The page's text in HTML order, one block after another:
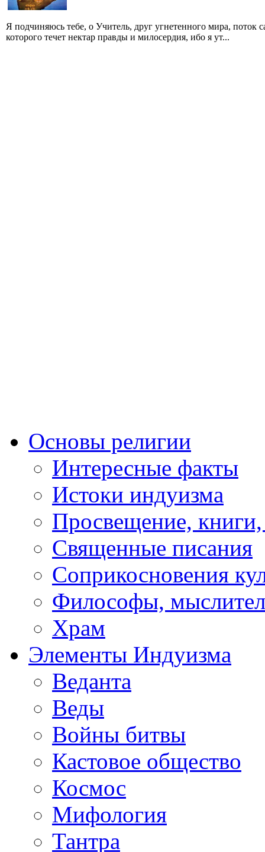
Я подчиняюсь тебе, о Учитель, друг угнетенного мира,
которого течет нектар правды и милосердия, ибо я ут...
Основы религии
Интересные факты
Истоки индуизма
Просвещение, книги,
Священные писания
Соприкосновения
Философы,
Храм
Элементы Индуизма
Веданта
Веды
Войны битвы
Кастовое общество
Космос
Мифология
Тантра